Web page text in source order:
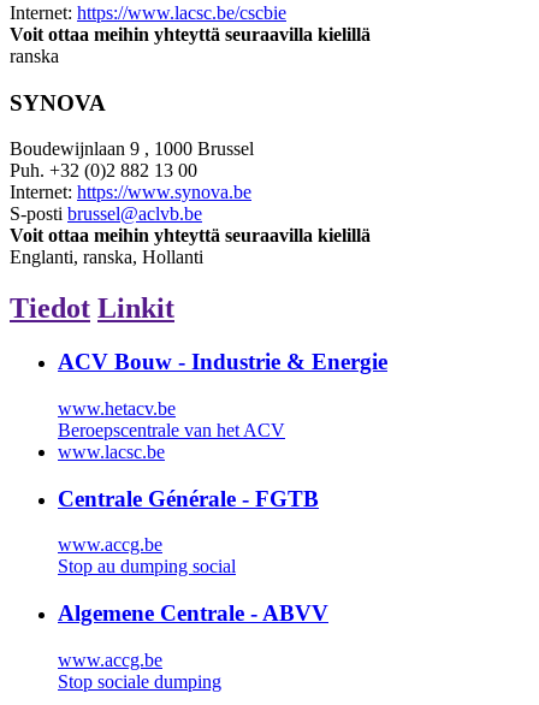
Internet: https://www.lacsc.be/cscbie
Voit ottaa meihin yhteyttä seuraavilla kielillä
ranska
SYNOVA
Boudewijnlaan 9 , 1000 Brussel
Puh. +32 (0)2 882 13 00
Internet: https://www.synova.be
S-posti brussel@aclvb.be
Voit ottaa meihin yhteyttä seuraavilla kielillä
Englanti, ranska, Hollanti
Tiedot Linkit
ACV Bouw - Industrie & Energie
www.hetacv.be
Beroepscentrale van het ACV
www.lacsc.be
Centrale Générale - FGTB
www.accg.be
Stop au dumping social
Algemene Centrale - ABVV
www.accg.be
Stop sociale dumping